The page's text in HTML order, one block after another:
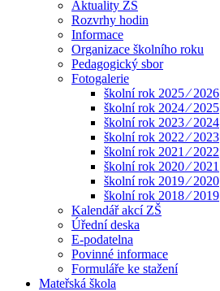
Aktuality ZŠ
Rozvrhy hodin
Informace
Organizace školního roku
Pedagogický sbor
Fotogalerie
školní rok 2025 ⁄ 2026
školní rok 2024 ⁄ 2025
školní rok 2023 ⁄ 2024
školní rok 2022 ⁄ 2023
školní rok 2021 ⁄ 2022
školní rok 2020 ⁄ 2021
školní rok 2019 ⁄ 2020
školní rok 2018 ⁄ 2019
Kalendář akcí ZŠ
Úřední deska
E-podatelna
Povinné informace
Formuláře ke stažení
Mateřská škola